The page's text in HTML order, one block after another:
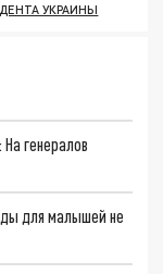
УКРАИНЫ
генералов
для малышей не